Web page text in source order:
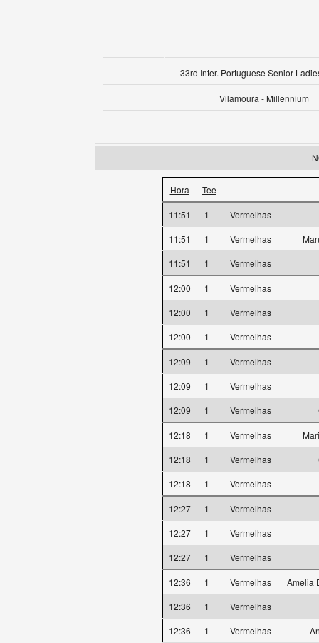
33rd Inter. Portuguese Senior
Vilamoura - Millennium
Hora Tee
11:51 1
Vermelhas
11:51
1 Vermelhas
11:51
1 Vermelhas
12:00 1
Vermelhas
12:00
1
Vermelhas
12:00
1 Vermelhas
12:09 1
Vermelhas
12:09
1
Vermelhas
12:09
1 Vermelhas
12:18 1 Vermelhas
12:18
1 Vermelhas
12:18
1 Vermelhas
12:27 1
Vermelhas
12:27
1
Vermelhas
12:27
1 Vermelhas
12:36 1 Vermelhas
Amelia
12:36
1
Vermelhas
12:36
1 Vermelhas